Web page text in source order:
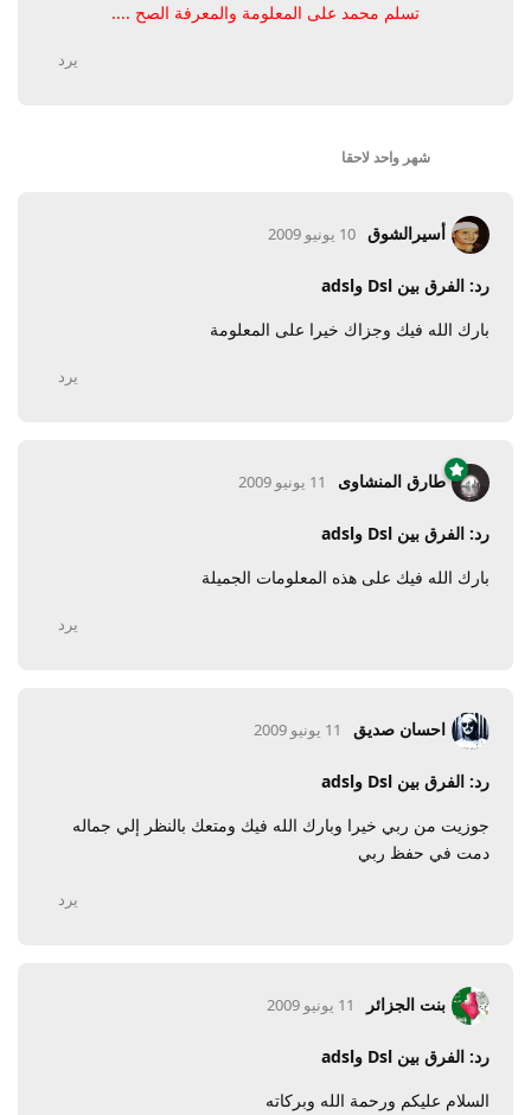
تسلم محمد على المعلومة والمعرفة الصح ....
يرد
شهر واحد لاحقا
أسيرالشوق 10 يونيو 2009
رد: الفرق بين Dsl وadsl
بارك الله فيك وجزاك خيرا على المعلومة
يرد
طارق المنشاوى 11 يونيو 2009
رد: الفرق بين Dsl وadsl
بارك الله فيك على هذه المعلومات الجميلة
يرد
احسان صديق 11 يونيو 2009
رد: الفرق بين Dsl وadsl
جوزيت من ربي خيرا وبارك الله فيك ومتعك بالنظر إلي جماله
دمت في حفظ ربي
يرد
بنت الجزائر 11 يونيو 2009
رد: الفرق بين Dsl وadsl
السلام عليكم ورحمة الله وبركاته